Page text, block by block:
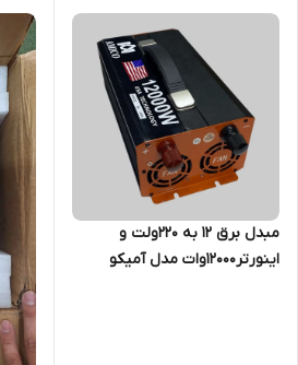
مبدل برق ۱۲ به ۲۲۰ولت و
اینورتر12000وات مدل آمیکو